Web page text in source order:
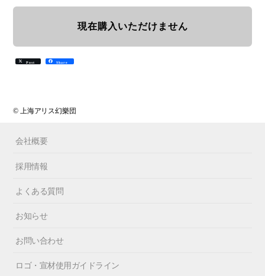
現在購入いただけません
Post Share
© 上海アリス幻樂団
会社概要
採用情報
よくある質問
お知らせ
お問い合わせ
ロゴ・宣材使用ガイドライン